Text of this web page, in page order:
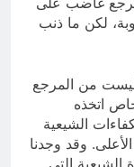
لكن ما ذنب
ليست من المرجع
اتخذه
الشيعية
وقد وجدنا